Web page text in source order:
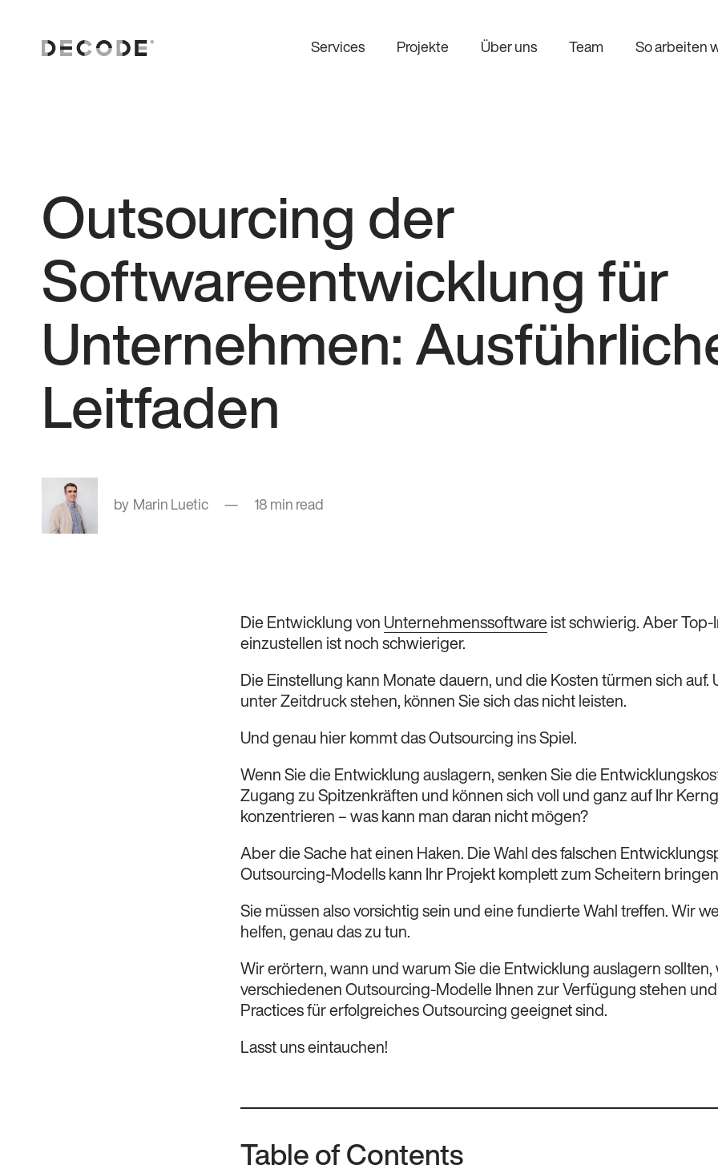
Services Projekte Über uns Team So arbeiten
Outsourcing der
Softwareentwicklung für
Unternehmen:
Leitfaden
Marin Luetic 18 min read
Die Entwicklung von Unternehmenssoftwareist schwierig. Aber Top-
einzustellen ist noch schwieriger.
Die Einstellung kann Monate dauern, und die Kosten türmen sich auf.
unter Zeitdruck stehen, können Sie sich das nicht leisten.
Und genau hier kommt das Outsourcing ins Spiel.
Wenn Sie die Entwicklung auslagern, senken Sie die
Zugang zu Spitzenkräften und können sich voll und ganz auf Ihr
konzentrieren – was kann man daran nicht mögen?
Aber die Sache hat einen Haken. Die Wahl des falschen
Outsourcing-Modells kann Ihr Projekt komplett zum Scheitern
Sie müssen also vorsichtig sein und eine fundierte Wahl treffen. Wir
helfen, genau das zu tun.
Wir erörtern, wann und warum Sie die Entwicklung auslagern sollten,
verschiedenen Outsourcing-Modelle Ihnen zur Verfügung stehen
Practices für erfolgreiches Outsourcing geeignet sind.
Lasst uns eintauchen!
Table of Contents